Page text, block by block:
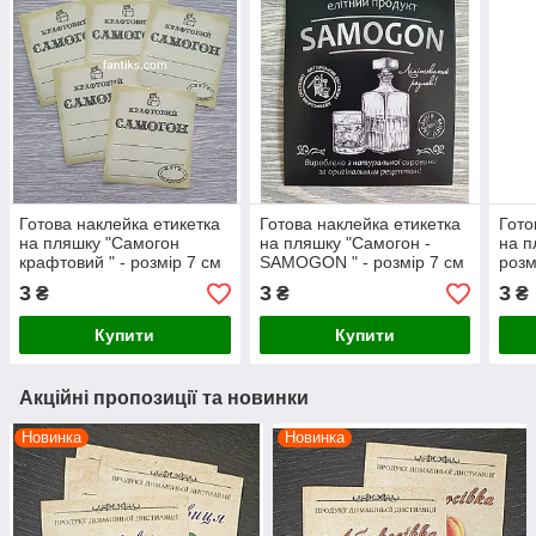
Готова наклейка етикетка
на пляшку "Самогон
крафтовий " - розмір 7 см
х 8 см
3 ₴
Купити
Готова наклейка етикетка
на пляшку "Самогон -
SAMOGON " - розмір 7 см
х 8 см
3₴
Купити
на
3 ₴
Акційні пропозиції та новинки
Новинка Новинка